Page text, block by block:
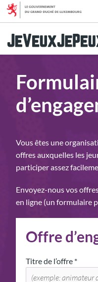
Aller au menu
Aller à la recherche
Vous êtes une
offres auxquelles les
participer assez
Envoyez-nous vos
en ligne (un formulaire
Offre
Titre de l’offre *